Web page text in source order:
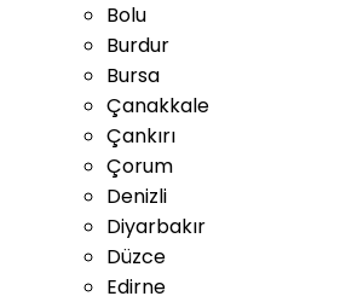
Bolu
Burdur
Bursa
Çanakkale
Çankırı
Çorum
Denizli
Diyarbakır
Düzce
Edirne